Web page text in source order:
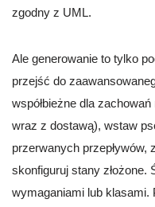
zgodny z UML.
Ale generowanie to tylko
przejść do
współbieżne dla zachowań
wraz z dostawą), wstaw
przerwanych przepływów,
skonfiguruj stany złożone.
wymaganiami lub klasami.